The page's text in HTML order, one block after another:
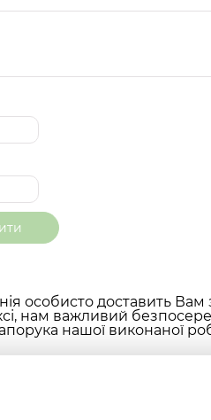
особисто доставить
нам важливий
нашої виконаної